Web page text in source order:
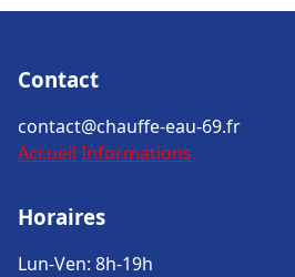
Contact
contact@chauffe-eau-69.fr
Accueil Informations
Horaires
Lun-Ven: 8h-19h